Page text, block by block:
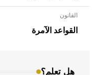
القانون
القواعد الآمرة
هل تعلم؟
- هل تعلم أن الأبلق
بالعمارة الإسلامية
المعمار على بناء